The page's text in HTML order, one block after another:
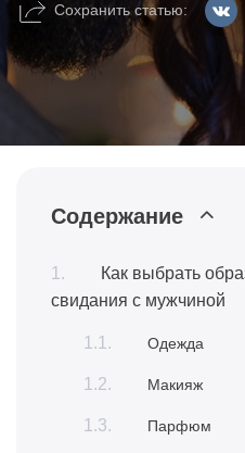
Сохранить статью:
Содержание
Как выбрать
свидания с мужчиной
Одежда
Макияж
Парфюм